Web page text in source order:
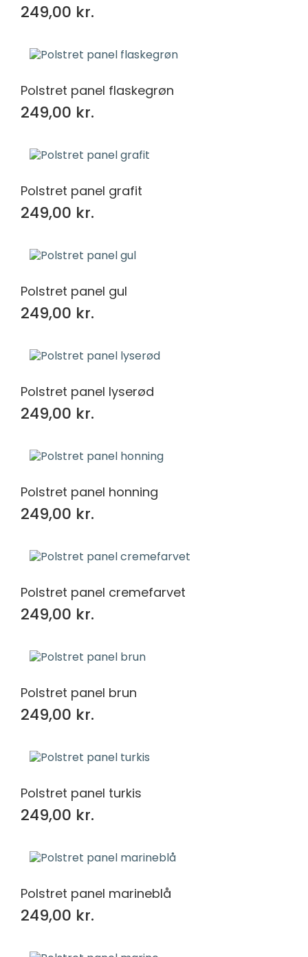
249,00 kr.
Polstret panel flaskegrøn
249,00 kr.
Polstret panel grafit
249,00 kr.
Polstret panel gul
249,00 kr.
Polstret panel lyserød
249,00 kr.
Polstret panel honning
249,00 kr.
Polstret panel cremefarvet
249,00 kr.
Polstret panel brun
249,00 kr.
Polstret panel turkis
249,00 kr.
Polstret panel marineblå
249,00 kr.